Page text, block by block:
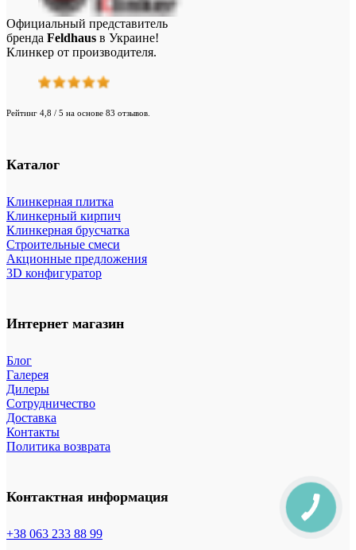
Официальный представитель
бренда Feldhaus в Украине!
Клинкер от производителя.
Рейтинг 4,8 / 5 на основе 83 отзывов.
Каталог
Клинкерная плитка
Клинкерный кирпич
Клинкерная брусчатка
Строительные смеси
Акционные предложения
3D конфигуратор
Интернет магазин
Блог
Галерея
Дилеры
Сотрудничество
Доставка
Контакты
Политика возврата
Контактная информация
+38 063 233 88 99